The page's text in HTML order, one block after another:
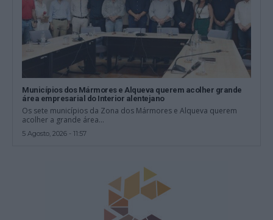
Municípios dos Mármores e Alqueva querem acolher grande
área empresarial do Interior alentejano
Os sete municípios da Zona dos Mármores e Alqueva querem
acolher a grande área...
5 Agosto, 2026 - 11:57